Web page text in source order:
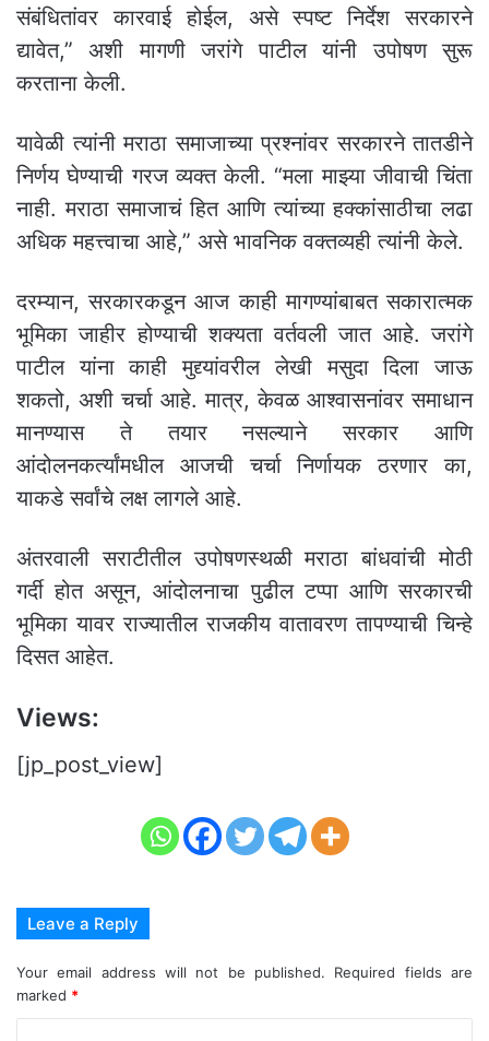
संबंधितांवर कारवाई होईल, असे स्पष्ट निर्देश सरकारने
द्यावेत,” अशी मागणी जरांगे पाटील यांनी उपोषण सुरू
करताना केली.
यावेळी त्यांनी मराठा समाजाच्या प्रश्नांवर सरकारने तातडीने
निर्णय घेण्याची गरज व्यक्त केली. “मला माझ्या जीवाची चिंता
नाही. मराठा समाजाचं हित आणि त्यांच्या हक्कांसाठीचा लढा
अधिक महत्त्वाचा आहे,” असे भावनिक वक्तव्यही त्यांनी केले.
दरम्यान, सरकारकडून आज काही मागण्यांबाबत सकारात्मक
भूमिका जाहीर होण्याची शक्यता वर्तवली जात आहे. जरांगे
पाटील यांना काही मुद्द्यांवरील लेखी मसुदा दिला जाऊ
शकतो, अशी चर्चा आहे. मात्र, केवळ आश्वासनांवर समाधान
मानण्यास ते तयार नसल्याने सरकार आणि
आंदोलनकर्त्यांमधील आजची चर्चा निर्णायक ठरणार का,
याकडे सर्वांचे लक्ष लागले आहे.
अंतरवाली सराटीतील उपोषणस्थळी मराठा बांधवांची मोठी
गर्दी होत असून, आंदोलनाचा पुढील टप्पा आणि सरकारची
भूमिका यावर राज्यातील राजकीय वातावरण तापण्याची चिन्हे
दिसत आहेत.
Views:
[jp_post_view]
Leave a Reply
Your email address will not be published.
Required fields are
marked *